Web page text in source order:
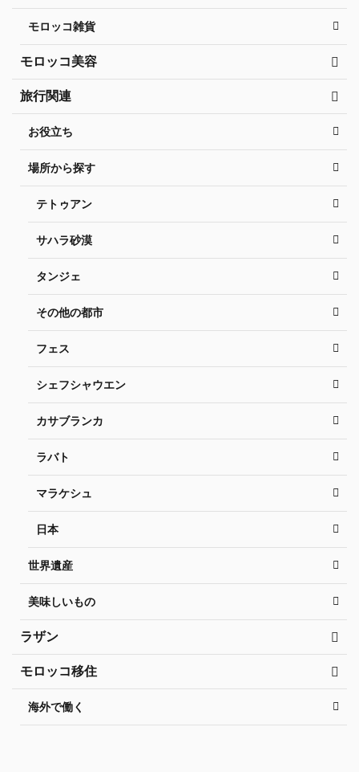
モロッコ雑貨
モロッコ美容
旅行関連
お役立ち
場所から探す
テトゥアン
サハラ砂漠
タンジェ
その他の都市
フェス
シェフシャウエン
カサブランカ
ラバト
マラケシュ
日本
世界遺産
美味しいもの
ラザン
モロッコ移住
海外で働く